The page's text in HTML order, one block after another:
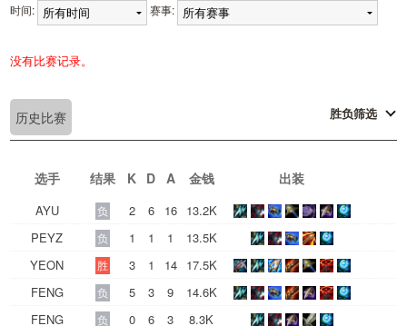
时间: 赛事:
没有比赛记录。
历史比赛 胜负筛选
选手 结果 K D A 金钱 出装
AYU 负 2 6 16 13.2K
PEYZ
负 1 1 1
13.5K
YEON
胜 3 1 14 17.5K
FENG
负 5 3 9
14.6K
FENG
负 0 6 3
8.3K